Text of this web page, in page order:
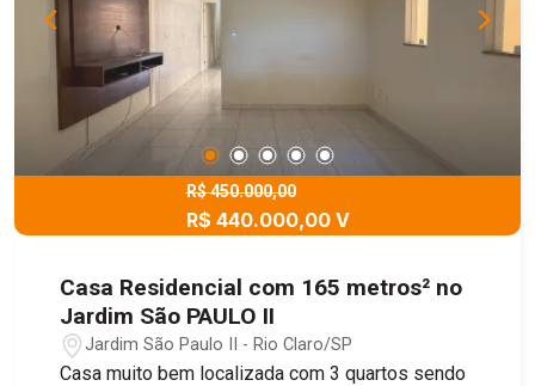
R$ 450.000,00
R$ 440.000,00 V
Casa Residencial com 165 metros² no
Jardim São PAULO II
Jardim São Paulo II - Rio Claro/SP
Casa muito bem localizada com 3 quartos sendo